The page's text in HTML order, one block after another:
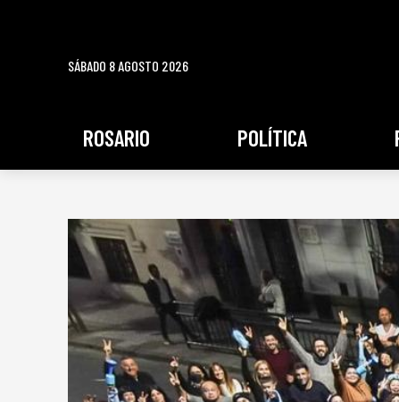
SÁBADO 8 AGOSTO 2026
ROSARIO POLÍTICA